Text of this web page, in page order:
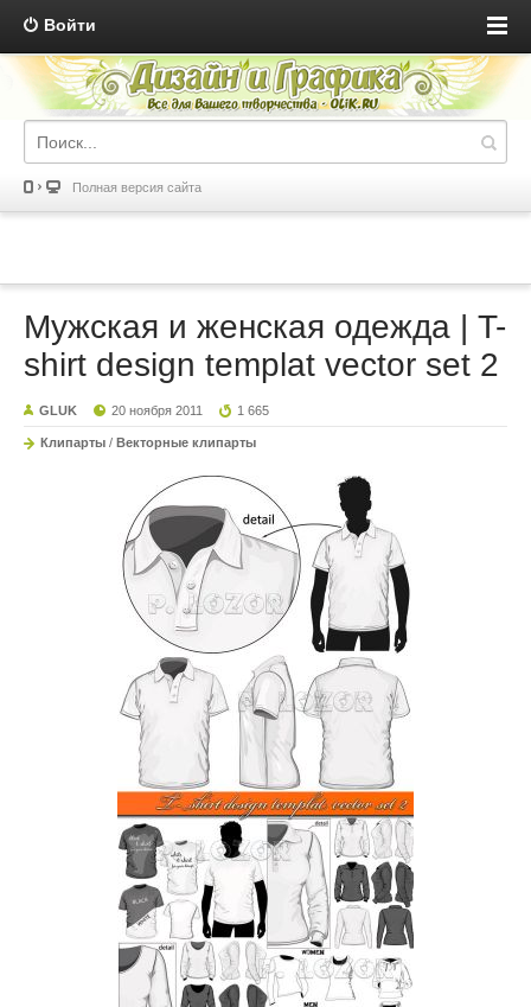
Войти
Полная версия сайта
Мужская и женская одежда | T-
shirt design templat vector set 2
GLUK 20 ноября 2011 1 665
Клипарты / Векторные клипарты